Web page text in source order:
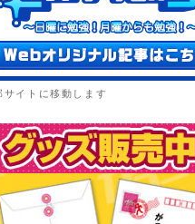
イトに移動します